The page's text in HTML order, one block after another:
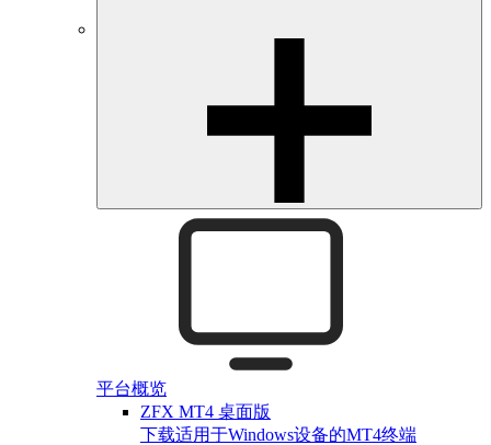
平台概览
ZFX MT4 桌面版
下载适用于Windows设备的MT4终端